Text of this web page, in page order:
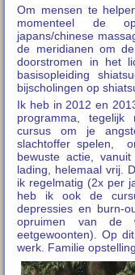
Om mensen te
momenteel de
japans/chinese
de meridianen om
doorstromen in het
basisopleiding
bijscholingen op
Ik heb in 2012 en
programma, tegelijk
cursus om je
slachtoffer spelen,
bewuste actie,
lading, helemaal vrij.
ik regelmatig (2x per
heb ik ook de
depressies en burn-
opruimen van de
eetgewoonten). Op
werk. Familie